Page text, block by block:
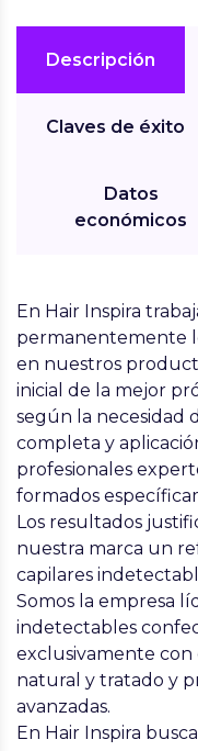
Descripción
Claves de éxito
Datos
económicos
En Hair Inspira
permanentemente
en nuestros
inicial de la mejor
según la necesidad
completa y
profesionales
formados
Los resultados
nuestra marca un
capilares
Somos la empresa
indetectables
exclusivamente con
natural y tratado y
avanzadas.
En Hair Inspira